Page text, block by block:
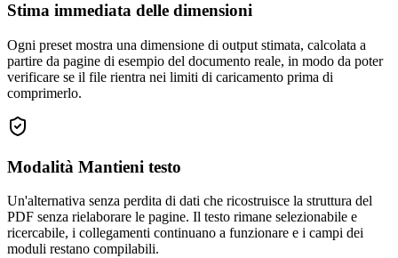
Stima immediata delle dimensioni
Ogni preset mostra una dimensione di output stimata, calcolata a
partire da pagine di esempio del documento reale, in modo da poter
verificare se il file rientra nei limiti di caricamento prima di
comprimerlo.
Modalità Mantieni testo
Un'alternativa senza perdita di dati che ricostruisce la struttura del
PDF senza rielaborare le pagine. Il testo rimane selezionabile e
ricercabile, i collegamenti continuano a funzionare e i campi dei
moduli restano compilabili.